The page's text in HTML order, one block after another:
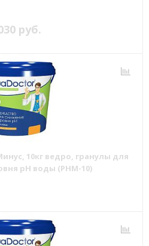
руб.
10кг ведро, гранулы для
pH воды (PHM-10)